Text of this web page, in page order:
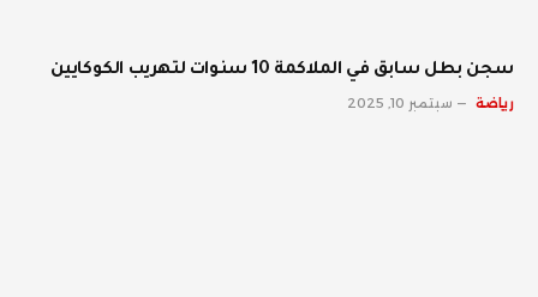
سجن بطل سابق في الملاكمة 10 سنوات لتهريب الكوكايين
رياضة سبتمبر 10, 2025